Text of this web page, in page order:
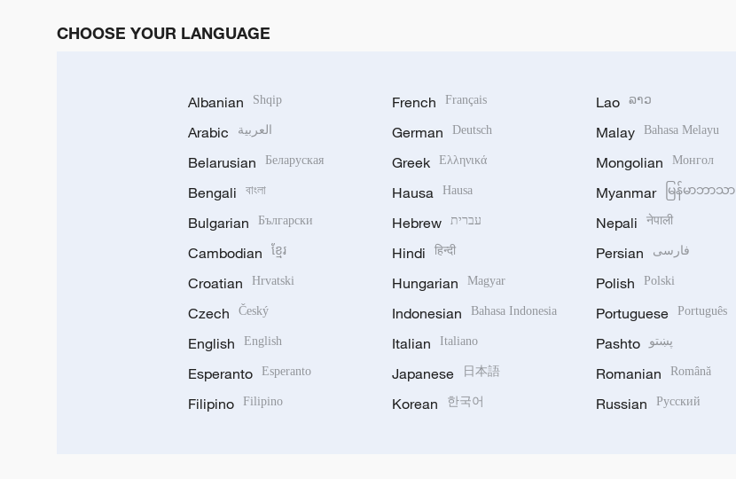
CHOOSE YOUR LANGUAGE
Albanian Shqip
Arabic العربية
Belarusian Беларуская
Bengali বাংলা
Bulgarian Български
Cambodian ខ្មែរ
Croatian Hrvatski
Czech Český
English English
Esperanto Esperanto
Filipino Filipino
French Français
German Deutsch
Greek Ελληνικά
Hausa Hausa
Hebrew עברית
Hindi हिन्दी
Hungarian Magyar
Indonesian Bahasa Indonesia
Italian Italiano
Japanese 日本語
Korean 한국어
Lao ລາວ
Malay Bahasa Melayu
Mongolian Монгол
Myanmar မြန်မာဘာသာ
Nepali नेपाली
Persian فارسی
Polish Polski
Portuguese Português
Pashto پښتو
Romanian Română
Russian Русский